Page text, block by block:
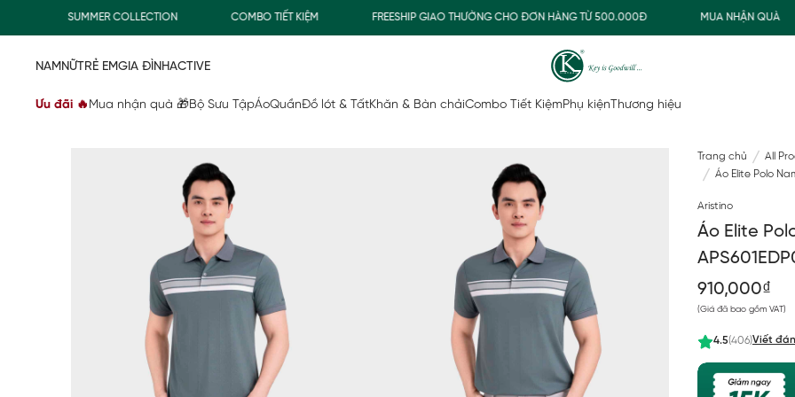
SUMMER COLLECTION COMBO TIẾT KIỆM FREESHIP GIAO THƯỜNG CHO ĐƠN HÀNG TỪ 500.000Đ MUA NHẬN QUÀ
NAMNỮTRẺ EMGIA ĐÌNHACTIVE
Ưu đãi 🔥 Mua nhận quà 🎁Bộ Sưu TậpÁoQuầnĐồ lót & TấtKhăn & Bàn chảiCombo Tiết KiệmPhụ kiện Thương hiệu
Trang chủ
All
Áo Elite Polo
Aristino
Áo Elite
910,000₫
(Giá đã bao gồm VAT)
4.5(406)Viết